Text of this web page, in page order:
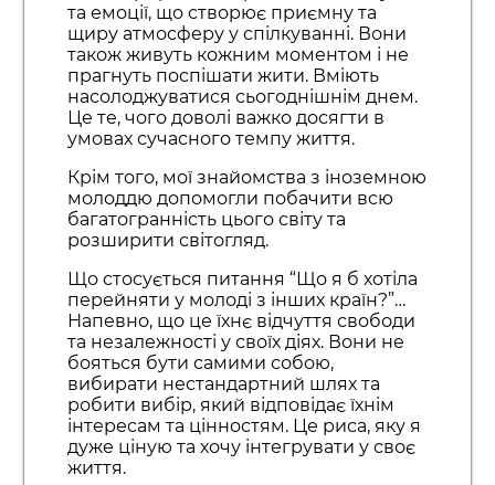
та емоції, що створює приємну та
щиру атмосферу у спілкуванні. Вони
також живуть кожним моментом і не
прагнуть поспішати жити. Вміють
насолоджуватися сьогоднішнім днем.
Це те, чого доволі важко досягти в
умовах сучасного темпу життя.
Крім того, мої знайомства з іноземною
молоддю допомогли побачити всю
багатогранність цього світу та
розширити світогляд.
Що стосується питання “Що я б хотіла
перейняти у молоді з інших країн?”…
Напевно, що це їхнє відчуття свободи
та незалежності у своїх діях. Вони не
бояться бути самими собою,
вибирати нестандартний шлях та
робити вибір, який відповідає їхнім
інтересам та цінностям. Це риса, яку я
дуже ціную та хочу інтегрувати у своє
життя.